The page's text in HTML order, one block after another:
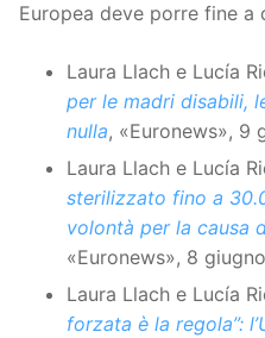
Europea deve porre fine a
Laura Llach e Lucía
per le madri disabili,
nulla, «Euronews», 9
Laura Llach e Lucía
sterilizzato fino a
volontà per la causa
«Euronews», 8
Laura Llach e Lucía
forzata è la regola”: